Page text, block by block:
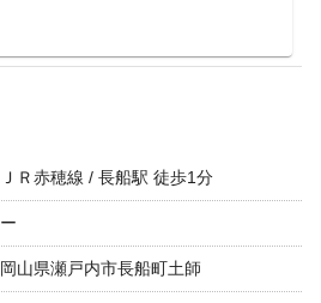
ＪＲ赤穂線 / 長船駅 徒歩1分
ー
岡山県瀬戸内市長船町土師